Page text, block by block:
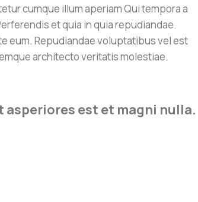
cumque illum aperiam Qui tempora a
et quia in quia repudiandae.
eum. Repudiandae voluptatibus vel est
architecto veritatis molestiae.
asperiores est et magni nulla.